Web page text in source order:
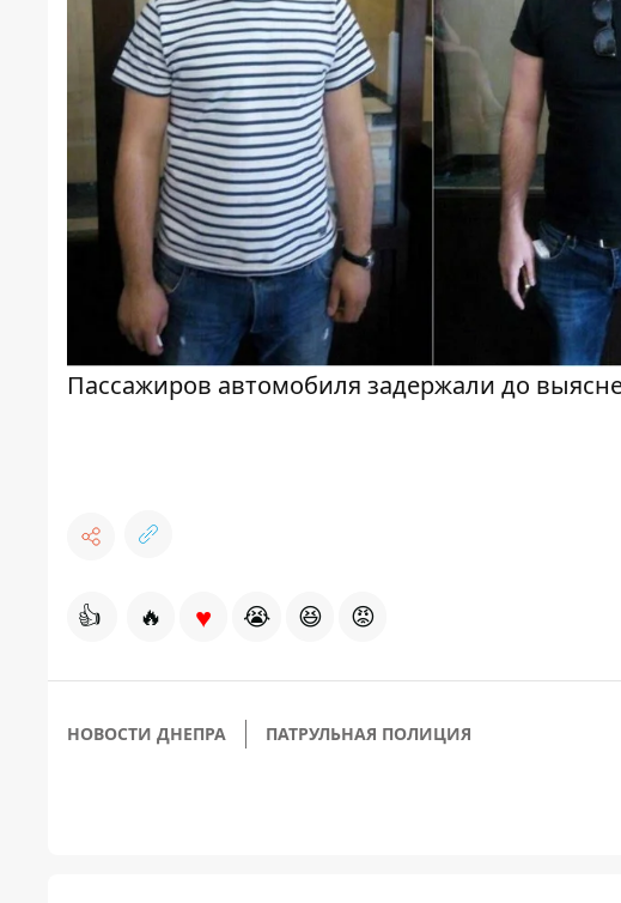
Пассажиров автомобиля задержали до
👍 🔥 ♥ 😭 😆 😡
НОВОСТИ ДНЕПРА ПАТРУЛЬНАЯ ПОЛИЦИЯ